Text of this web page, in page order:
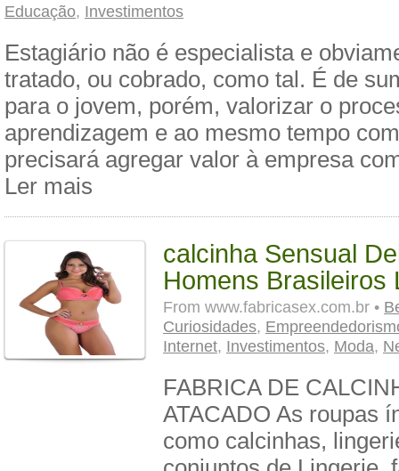
Educação, Investimentos
Estagiário não é especialista e
tratado, ou cobrado, como tal. É de
para o jovem, porém, valorizar o
aprendizagem e ao mesmo tempo
precisará agregar valor à empresa
Ler mais
calcinha Sensual
Homens Brasileiros
From www.fabricasex.com.br •
Curiosidades,
Internet, Investimentos, Moda,
FABRICA DE
ATACADO As roupas
como calcinhas,